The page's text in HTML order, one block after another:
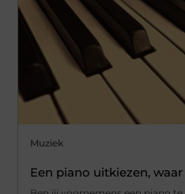
Muziek
Een piano uitkiezen,